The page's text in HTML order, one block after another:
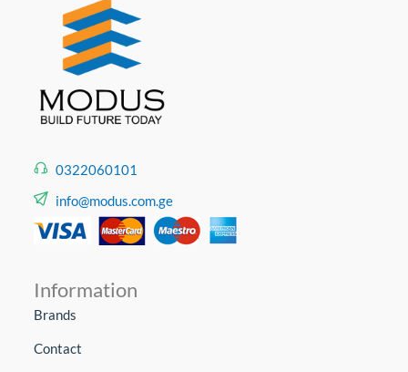
საყოფაცხოვრებლო კიბეები ყოველდღიური
მოხმარებისთვის საკმაოდ პრაქტიკული და მარტივად
გამოსაყენებელია,ვიზუალურადაც ძალიან
დახვეწილია, არის 2-3 საფეხურიანი კიბეები.
დიასახლისებისთვის ყველაზე პრაქტიკულია
ყოველდღიური გამოყენებისთვის 1 ან 2 საფეხურიანი
ნივთების ჩამოსაღებად ან
თუნდაც
მშენებლობის დროს კი ყველაზე პრაქტიკულია
ხელოსნებისთვის გასაშლელი კიბე,კიბე
და სხვა.
ელექტროობასთან
კიბეები,რომლებიც არაგამტარი მასალებისგან არის
დამზადებული.
0322060101
info@modus.com.ge
Information
Brands
Contact